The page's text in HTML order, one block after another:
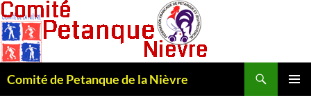
Comité de Petanque de la Nièvre